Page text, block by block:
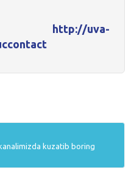
http://uva-
kuzatib boring